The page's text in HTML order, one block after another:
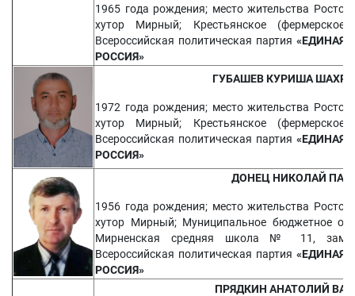
1965 года рождения; место жительства
хутор Мирный; Крестьянское
Всероссийская политическая партия«ЕДИНАЯ
РОССИЯ»
ГУБАШЕВ КУРИША
1972 года рождения; место жительства
хутор Мирный; Крестьянское
Всероссийская политическая партия«ЕДИНАЯ
РОССИЯ»
ДОНЕЦ НИКОЛАЙ
1956 года рождения; место жительства
хутор Мирный; Муниципальное бюджетное
Мирненская средняя школа № 11,
Всероссийская политическая партия«ЕДИНАЯ
РОССИЯ»
ПРЯДКИН АНАТОЛИЙ ​